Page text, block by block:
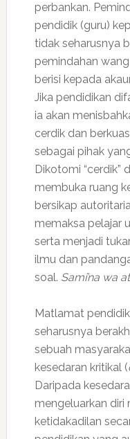
perbankan.
pendidik (guru)
tidak seharusnya
pemindahan
berisi kepada
Jika pendidikan
ia akan
cerdik dan
sebagai pihak
Dikotomi “cerdik”
membuka ruang
bersikap
memaksa pelajar
serta menjadi
ilmu dan
soal. Sami’na wa
Matlamat
seharusnya
sebuah
kesedaran kritikal (
Daripada
mengeluarkan diri
ketidakadilan